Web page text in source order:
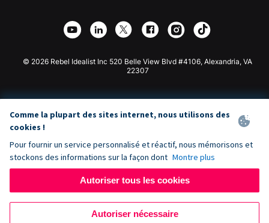
Partenariat d'affiliation
Bibliothèque
Application de don Webflow
Don Joomla
© 2026 Rebel Idealist Inc 520 Belle View Blvd #4106, Alexandria, VA
22307
Comme la plupart des sites internet, nous utilisons des
cookies !
Pour fournir un service personnalisé et réactif, nous mémorisons et
stockons des informations sur la façon dont Montre plus
Autoriser tous les cookies
Autoriser nécessaire